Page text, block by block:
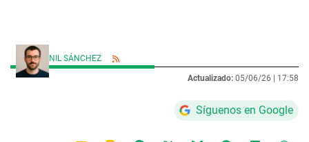
NIL SÁNCHEZ
Actualizado: 05/06/26 | 17:58
Síguenos en Google